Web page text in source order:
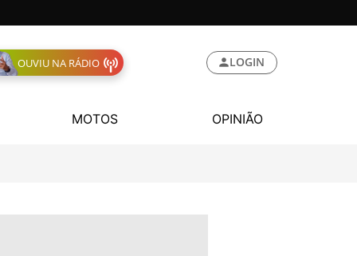
OUVIU NA RÁDIO LOGIN
MOTOS OPINIÃO